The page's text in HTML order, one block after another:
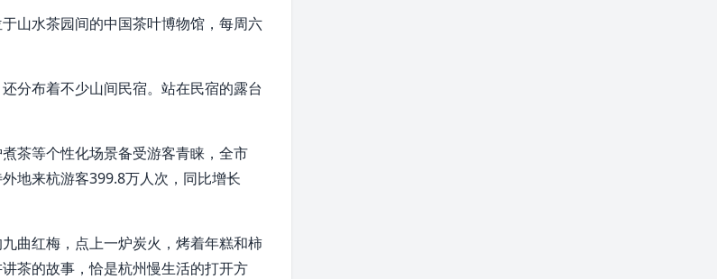
山水茶园间的中国茶叶博物馆，每周六
分布着不少山间民宿。站在民宿的露台
茶等个性化场景备受游客青睐，全市
地来杭游客399.8万人次，同比增长
曲红梅，点上一炉炭火，烤着年糕和柿
茶的故事，恰是杭州慢生活的打开方